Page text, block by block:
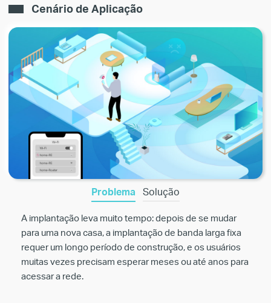
Cenário de Aplicação
Problema Solução
A implantação leva muito tempo: depois de se mudar
para uma nova casa, a implantação de banda larga fixa
requer um longo período de construção, e os usuários
muitas vezes precisam esperar meses ou até anos para
acessar a rede.